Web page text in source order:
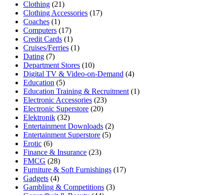
Clothing (21)
Clothing Accessories (17)
Coaches (1)
Computers (17)
Credit Cards (1)
Cruises/Ferries (1)
Dating (7)
Department Stores (10)
Digital TV & Video-on-Demand (4)
Education (5)
Education Training & Recruitment (1)
Electronic Accessories (23)
Electronic Superstore (20)
Elektronik (32)
Entertainment Downloads (2)
Entertainment Superstore (5)
Erotic (6)
Finance & Insurance (23)
FMCG (28)
Furniture & Soft Furnishings (17)
Gadgets (4)
Gambling & Competitions (3)